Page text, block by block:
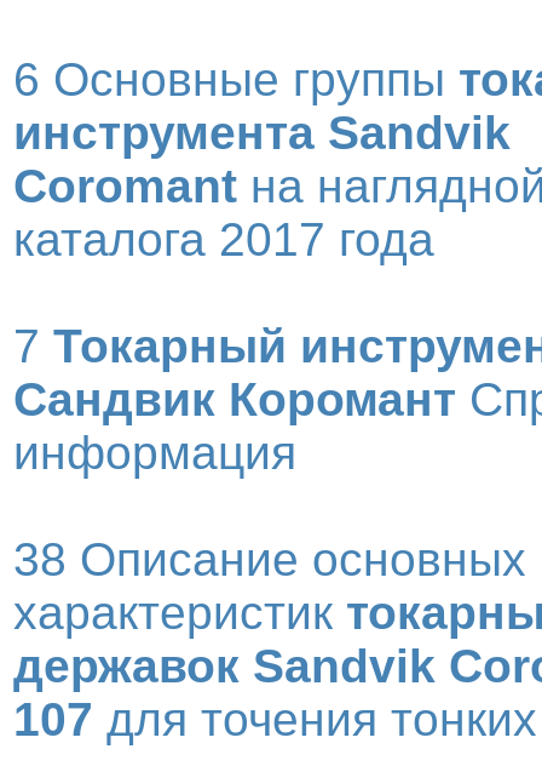
6 Основные группы
инструмента Sandvik
Coromant на
каталога 2017 года
7 Токарный
Сандвик Коромант
информация
38 Описание основных
характеристик
державок Sandvik
107 для точения